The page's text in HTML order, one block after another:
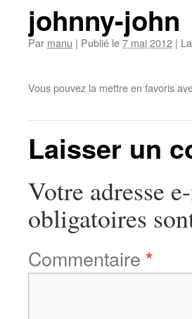
johnny-john
Par manu | Publié le7 mai 2012 |
Vous pouvez la mettre en favoris
Laisser un
Votre adresse
obligatoires
Commentaire *